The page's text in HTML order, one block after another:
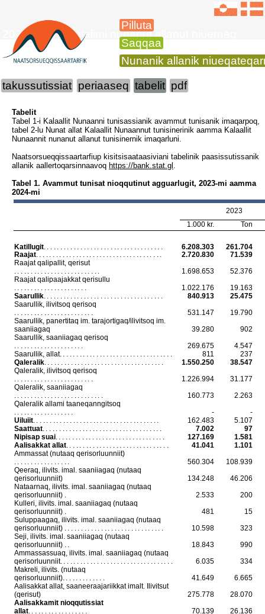
Pilluta
Saqqaa
Nunanik allanik
2024-mi 4. kvartalimi nunanut allanut niuerneq
takussutissiat periaaseq tabelit pdf